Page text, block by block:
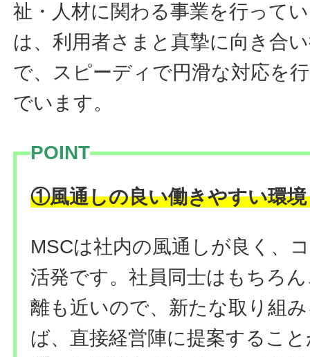
祉・人材に関わる事業を行って
は、利用者さまと真摯に向き合
で、スピーディで円滑な対応を
でいます。
POINT
①風通しの良い働きやすい環境
MSCは社内の風通しが良く、
活発です。社員同士はもちろ
離も近いので、新たな取り組
ば、直接経営陣に提案するこ